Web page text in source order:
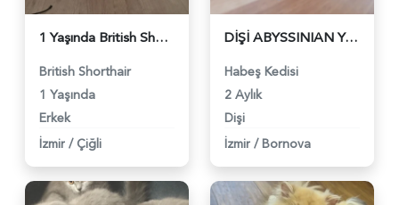
1 Yaşında British Shorthair Acil Yuva Arıyor - 5201
British Shorthair
1 Yaşında
Erkek
İzmir / Çiğli
DİŞİ ABYSSINIAN YAVRULARIMIZ - 5083
Habeş Kedisi
2 Aylık
Dişi
İzmir / Bornova